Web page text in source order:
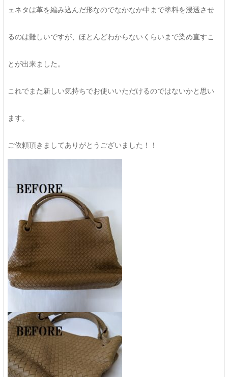
ェネタは革を編み込んだ形なのでなかなか中まで塗料を浸透させ
るのは難しいですが、ほとんどわからないくらいまで染め直すこ
とが出来ました。
これでまた新しい気持ちでお使いいただけるのではないかと思い
ます。
ご依頼頂きましてありがとうございました！！